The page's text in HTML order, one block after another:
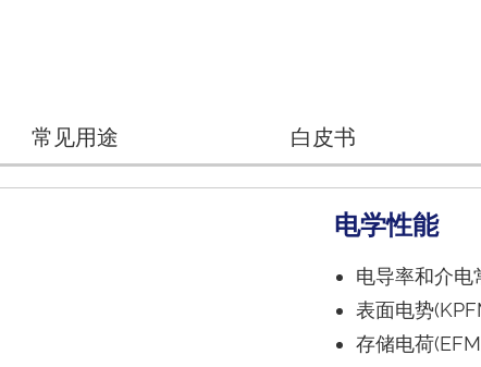
常见用途 白皮书
电学性能
电导率和介电
表面电势
存储电荷